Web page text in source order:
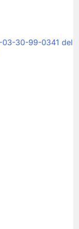
03-30-99-0341 del